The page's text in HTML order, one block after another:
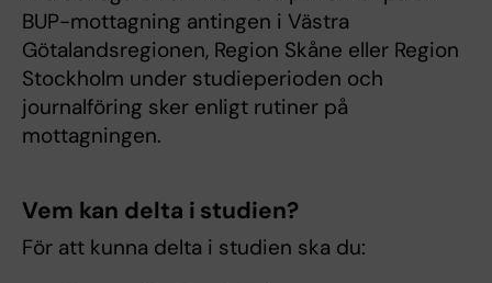
BUP-mottagning antingen i Västra
Götalandsregionen, Region Skåne eller Region
Stockholm under studieperioden och
journalföring sker enligt rutiner på
mottagningen.
Vem kan delta i studien?
För att kunna delta i studien ska du: